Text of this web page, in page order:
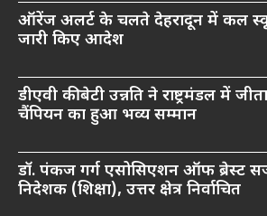
ऑरेंज अलर्ट के चलते देहरादून में कल
जारी किए आदेश
डीएवी की बेटी उन्नति ने राष्ट्रमंडल में
चैंपियन का हुआ भव्य सम्मान
डॉ. पंकज गर्ग एसोसिएशन ऑफ ब्रेस्ट
निदेशक (शिक्षा), उत्तर क्षेत्र निर्वाचित